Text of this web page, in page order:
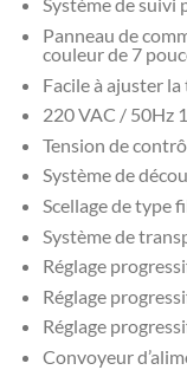
Système de suivi
Panneau de
couleur de 7
Facile à ajuster
220 VAC / 50Hz
Tension de
Système de
Scellage de type
Système de
Réglage
Réglage
Réglage
Convoyeur